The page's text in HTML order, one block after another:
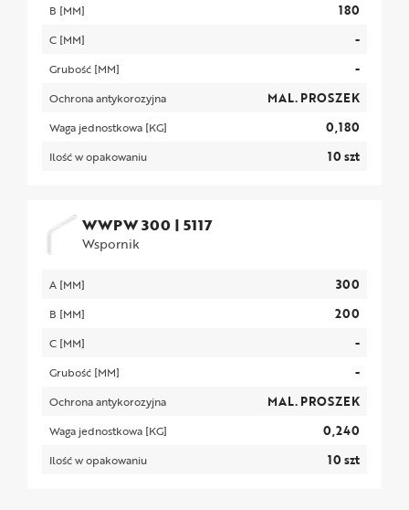
B [MM] 180
C [MM] -
Grubość [MM] -
Ochrona antykorozyjna MAL. PROSZEK
Waga jednostkowa [KG] 0,180
Ilość w opakowaniu 10 szt
WWPW 300 | 5117
Wspornik
A [MM] 300
B [MM] 200
C [MM] -
Grubość [MM] -
Ochrona antykorozyjna MAL. PROSZEK
Waga jednostkowa [KG] 0,240
Ilość w opakowaniu 10 szt